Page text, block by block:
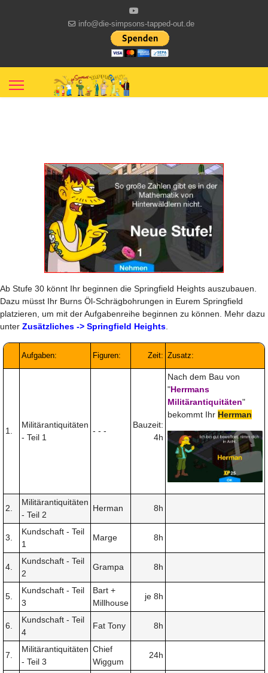
info@die-simpsons-tapped-out.de
Ab Stufe 30 könnt Ihr beginnen die Springfield Heights auszubauen.
Dazu müsst Ihr Burns Öl-Schrägbohrungen in Eurem Springfield
platzieren, um mit der Aufgabenreihe beginnen zu können. Mehr dazu
unter Zusätzliches -> Springfield Heights
Aufgaben: Figuren: Zeit: Zusatz:
1.
Militärantiquitäten
- Teil 1
- - -
Bauzeit:
4h
Nach dem Bau von
"Herrmans
Militärantiquitäten"
bekommt Ihr Herrman
2.
Militärantiquitäten
- Teil 2
Herman 8h
3.
Kundschaft - Teil
1
Marge 8h
4.
Kundschaft - Teil
2
Grampa 8h
5.
Kundschaft - Teil
3
Bart +
Millhouse
je 8h
6.
Kundschaft - Teil
4
Fat Tony 8h
7.
Militärantiquitäten
- Teil 3
Chief
Wiggum
24h